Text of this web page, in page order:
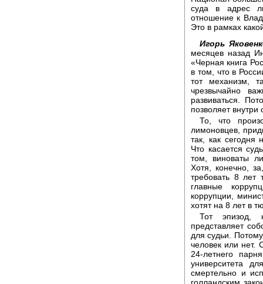
суда в адрес
отношение к
Это в рамках
Игорь
месяцев назад
«Черная книга
в том, что в
тот механизм,
чрезвычайно
развиваться.
позволяет внутри
То, что
лимоновцев,
так, как сегодня
Что касается
том, виноваты
Хотя, конечно,
требовать 8
главные
коррупции,
хотят на 8 лет в
Тот эпизод,
представляет
для судьи.
человек или нет.
24-летнего
университета
смертельно и
голландским